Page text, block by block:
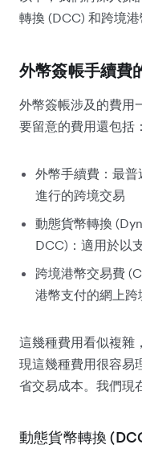
轉換 (DCC) 和跨境港
外幣簽帳手續費
外幣簽帳涉及的費用
要留意的費用還包括：
外幣手續費：最
進行的跨境交易
動態貨幣轉換
DCC)：適用於以
跨境港幣交易費
港幣支付的網上跨
這幾種費用看似複雜
現這幾種費用很容易
省交易成本。我們現
動態貨幣轉換